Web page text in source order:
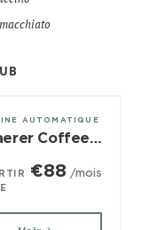
jour
AUTOMATIQUE
Schaerer Coffee Vito
€88 /mois